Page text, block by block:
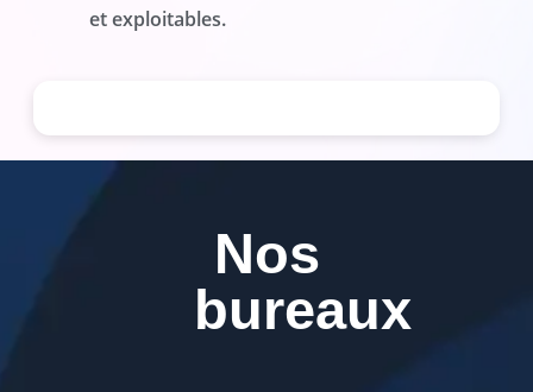
et exploitables.
Nos
bureaux